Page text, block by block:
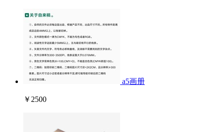
a5画册
￥2500